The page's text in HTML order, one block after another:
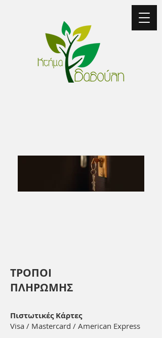
ΤΡΟΠΟΙ
ΠΛΗΡΩΜΗΣ
Πιστωτικές Κάρτες
Visa / Mastercard / American Express